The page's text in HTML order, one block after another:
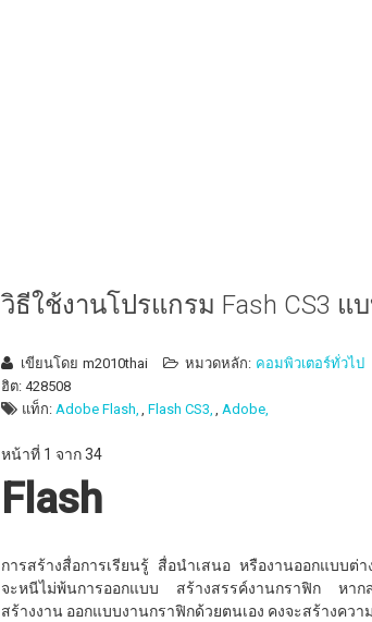
วิธีใช้งานโปรแกรม Fash CS3 แ
เขียนโดย m2010thai หมวดหลัก: คอมพิวเตอร์ทั่วไป
ฮิต: 428508
แท็ก: Adobe Flash, Flash CS3, Adobe,
หน้าที่ 1 จาก 34
Flash
การสร้างสื่อการเรียนรู้ สื่อนำเสนอ หรืองานออกแบบต่
จะหนีไม่พ้นการออกแบบ สร้างสรรค์งานกราฟิก หาก
สร้างงาน ออกแบบงานกราฟิกด้วยตนเอง คงจะสร้างความ